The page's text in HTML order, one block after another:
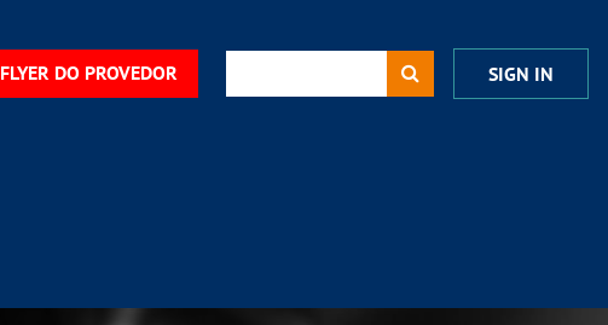
FLYER DO PROVEDOR SIGN IN